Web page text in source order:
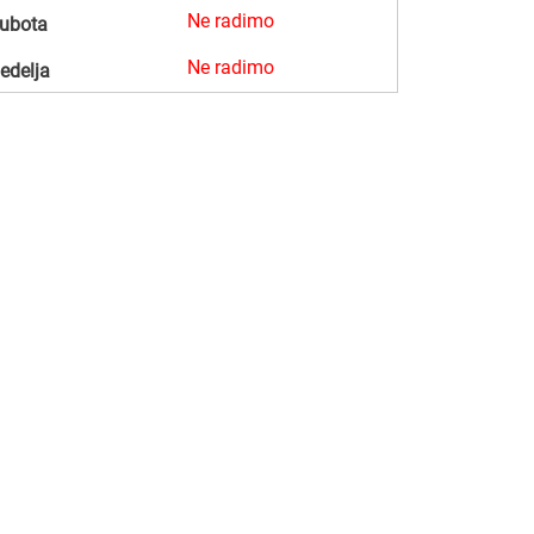
Ne radimo
Ne radimo